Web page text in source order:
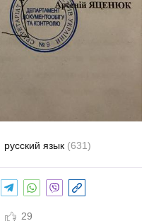
русский язык (631)
29